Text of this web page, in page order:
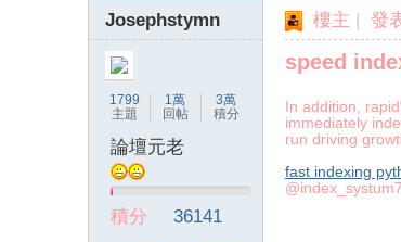
Josephstymn
1799
主題
1萬
回帖
3萬
積分
論壇元老
積分
36141
樓主 | 發
speed
In addition,
immediately
run driving
fast indexing